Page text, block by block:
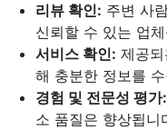
리뷰 확인: 주변 사
신뢰할 수 있는 업
서비스 확인: 제공
해 충분한 정보를
경험 및 전문성 평가:
소 품질은 향상됩니